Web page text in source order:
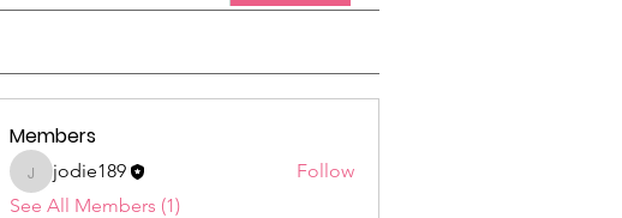
Members
jodie189
jodie189
Follow
See All Members (1)